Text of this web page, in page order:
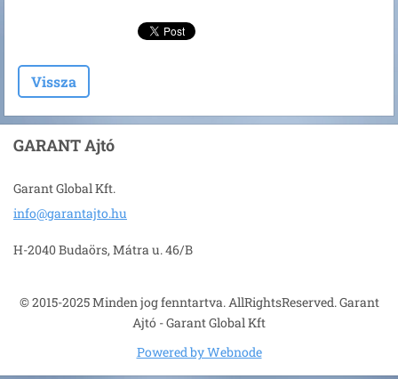
Vissza
GARANT Ajtó
Garant Global Kft.
info@garantajto.hu
H-2040 Budaörs, Mátra u. 46/B
© 2015-2025 Minden jog fenntartva. AllRightsReserved. Garant
Ajtó - Garant Global Kft
Powered by Webnode